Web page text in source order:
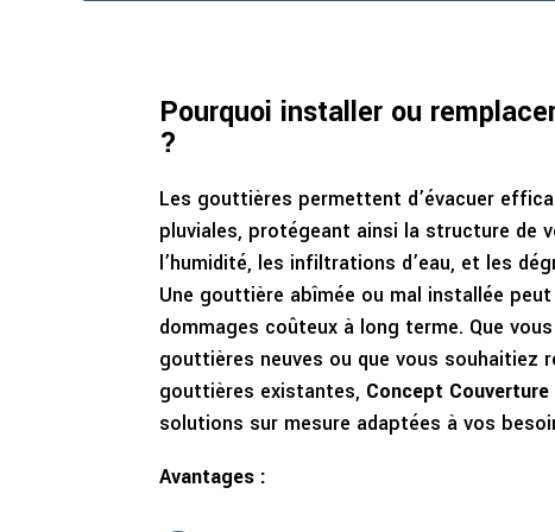
Pourquoi installer ou
?
Les gouttières permettent d’évacuer
pluviales, protégeant ainsi la structure de
l’humidité, les infiltrations d’eau, et les
Une gouttière abîmée ou mal installée
dommages coûteux à long terme. Que
gouttières neuves ou que vous souhaitiez
gouttières existantes, Concept Couverture
solutions sur mesure adaptées à vos
Avantages :